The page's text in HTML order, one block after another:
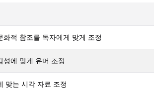
화적 참조를 독자에게 맞게 조정
성에 맞게 유머 조정
맞는 시각 자료 조정